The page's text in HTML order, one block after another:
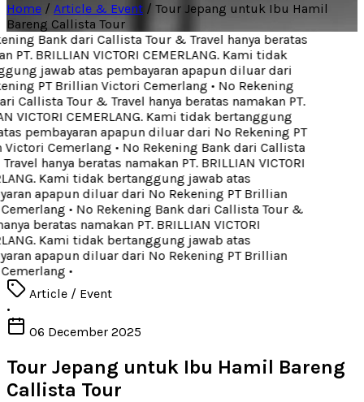
Home / Article & Event / Tour Jepang untuk Ibu Hamil
Bareng Callista Tour
Bank dari Callista Tour & Travel hanya beratas
PT. BRILLIAN VICTORI CEMERLANG. Kami tidak
jawab atas pembayaran apapun diluar dari
PT Brillian Victori Cemerlang• No Rekening
Callista Tour & Travel hanya beratas namakan PT.
VICTORI CEMERLANG. Kami tidak bertanggung
pembayaran apapun diluar dari No Rekening PT
Cemerlang• No Rekening Bank dari Callista
hanya beratas namakan PT. BRILLIAN VICTORI
Kami tidak bertanggung jawab atas
apapun diluar dari No Rekening PT Brillian
• No Rekening Bank dari Callista Tour &
beratas namakan PT. BRILLIAN VICTORI
Kami tidak bertanggung jawab atas
apapun diluar dari No Rekening PT Brillian
•
Article / Event
•
06 December 2025
Tour Jepang untuk Ibu Hamil Bareng
Callista Tour